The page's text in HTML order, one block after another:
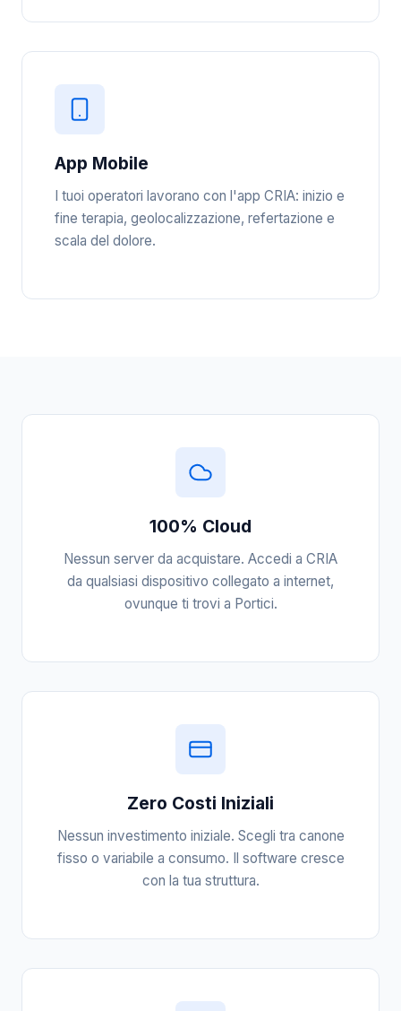
App Mobile
I tuoi operatori lavorano con l'app CRIA: inizio e
fine terapia, geolocalizzazione, refertazione e
scala del dolore.
100% Cloud
Nessun server da acquistare. Accedi a CRIA
da qualsiasi dispositivo collegato a internet,
ovunque ti trovi a Portici.
Zero Costi Iniziali
Nessun investimento iniziale. Scegli tra canone
fisso o variabile a consumo. Il software cresce
con la tua struttura.